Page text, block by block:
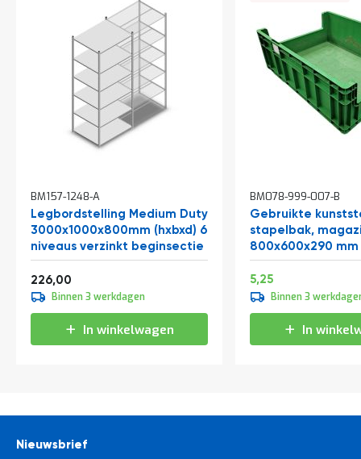
BM157-1248-A
Legbordstelling Medium Duty
3000x1000x800mm (hxbxd) 6
niveaus verzinkt beginsectie
Vanaf
226,00
Binnen 3 werkdagen
In winkelwagen
BM078-999-007-B
Gebruikte
stapelbak,
800x600x290 mm
groen
Speciale
prijs
5,25
winkelwagen
Binnen 3
In
Nieuwsbrief